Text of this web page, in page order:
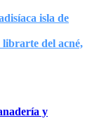
isla de
del acné,
y